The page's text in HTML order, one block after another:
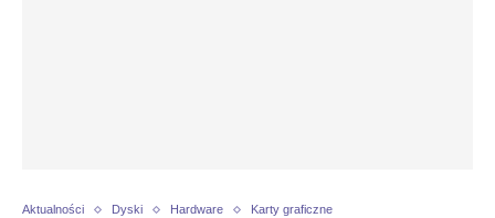
Aktualności Dyski Hardware Karty graficzne